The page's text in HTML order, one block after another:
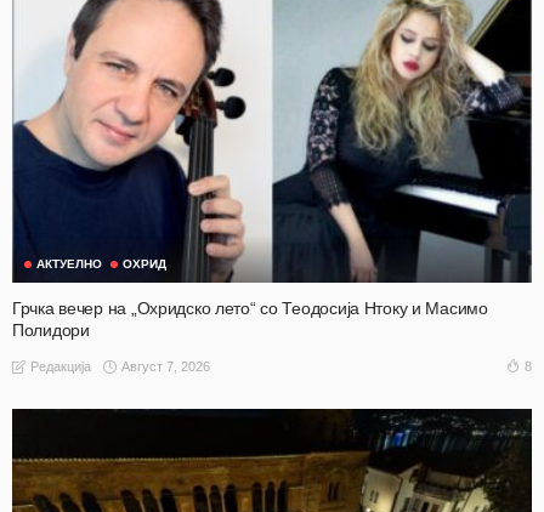
АКТУЕЛНО ОХРИД
Грчка вечер на „Охридско лето“ со Теодосија Нтоку и Масимо
Полидори
Редакција Август 7, 2026 8